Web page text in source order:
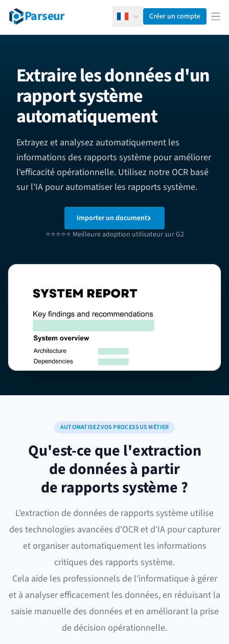
Parseur FrançaisCréer un compte
Extraire les données d'un
rapport système
automatiquement
Extrayez et analysez automatiquement les
informations des rapports système pour améliorer
l'efficacité opérationnelle. Utilisez notre OCR basé
sur l'IA pour automatiser les rapports système.
Importer un document
⭐⭐⭐⭐⭐ Meilleure adoption utilisateur sur G2
AUTOMATISEZ VOS PROCESSUS MÉTIER
Qu'est-ce que l'extraction
de données à partir
de rapports système ?
L'extraction de données de rapports système utilise
des technologies avancées d'OCR et d'IA pour capturer
et organiser automatiquement les informations
critiques des rapports système.
Cela aide les professionnels de l'informatique à gérer
et à analyser efficacement les données, en réduisant la
saisie manuelle des données et en améliorant la prise
de décision opérationnelle.